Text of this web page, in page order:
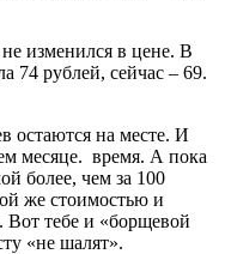
изменился в цене. В
74 рублей, сейчас – 69.
остаются на месте. И
месяце. время. А пока
более, чем за 100
же стоимостью и
тебе и «борщевой
«не шалят».